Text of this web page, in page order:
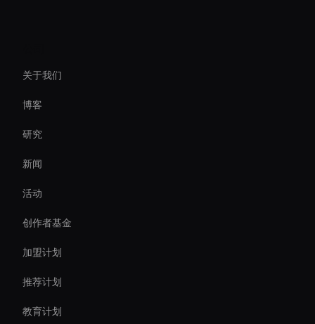
Personalized Ai Avatar For Online Learning
interactive hologram
Ai Avatar For Education
Interactive Hologram
Holographic Display Ai
Interactive Digital Assistant
关于我们
博客
研究
新闻
活动
创作者基金
加盟计划
推荐计划
教育计划